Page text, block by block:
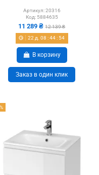
Артикул:20316
Код: 5884635
11 289 ₴12 139 ₴
22д. 08 :44: 54
В корзину
Заказ в один клик